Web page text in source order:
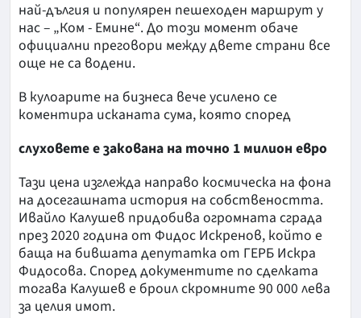
най-дългия и популярен пешеходен маршрут у
нас – „Ком - Емине“. До този момент обаче
официални преговори между двете страни все
още не са водени.
В кулоарите на бизнеса вече усилено се
коментира исканата сума, която според
слуховете е закована на точно 1 милион евро
Тази цена изглежда направо космическа на фона
на досегашната история на собствеността.
Ивайло Калушев придобива огромната сграда
през 2020 година от Фидос Искренов, който е
баща на бившата депутатка от ГЕРБ Искра
Фидосова. Според документите по сделката
тогава Калушев е броил скромните 90 000 лева
за целия имот.